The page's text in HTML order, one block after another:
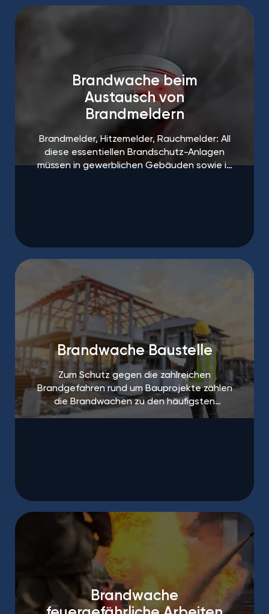
Brandwache beim
Austausch von
Brandmeldern
Brandmelder, Hitzemelder, Rauchmelder: All
diese essentiellen Brandschutz-Anlagen
müssen in gewerblichen Gebäuden sowie in
Brandwache Baustelle
Zum Schutz gegen die zahlreichen
Brandgefahren rund um Bauprojekte zählen
die Brandwachen zu den häufigsten
Brandwache